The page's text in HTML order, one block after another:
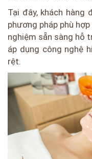
Tại đây, khách
phương pháp phù
nghiệm sẵn sàng hỗ
áp dụng công nghệ
rệt.